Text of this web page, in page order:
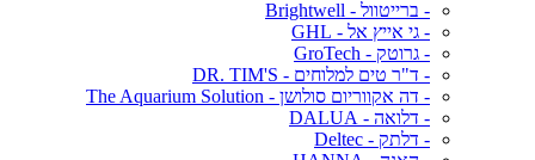
- ברייטוול - Brightwell
- גי אייץ אל - GHL
- גרוטק - GroTech
- ד"ר טים למלוחים - DR. TIM'S
- דה אקווריום סולושן - The Aquarium Solution
- דלואה - DALUA
- דלתק - Deltec